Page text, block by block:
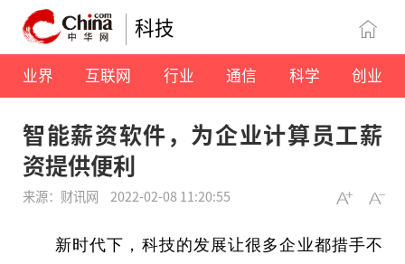
科技
业界 互联网 行业 通信 科学 创业
智能薪资软件，为企业计算员工薪
资提供便利
来源：财讯网 2022-02-08 11:20:55
新时代下，科技的发展让很多企业都措手不